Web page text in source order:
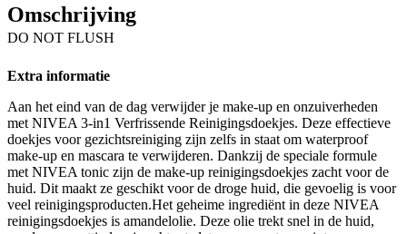
Omschrijving
DO NOT FLUSH
Extra informatie
Aan het eind van de dag verwijder je make-up en onzuiverheden
met NIVEA 3-in1 Verfrissende Reinigingsdoekjes. Deze effectieve
doekjes voor gezichtsreiniging zijn zelfs in staat om waterproof
make-up en mascara te verwijderen. Dankzij de speciale formule
met NIVEA tonic zijn de make-up reinigingsdoekjes zacht voor de
huid. Dit maakt ze geschikt voor de droge huid, die gevoelig is voor
veel reinigingsproducten.Het geheime ingrediënt in deze NIVEA
reinigingsdoekjes is amandelolie. Deze olie trekt snel in de huid,